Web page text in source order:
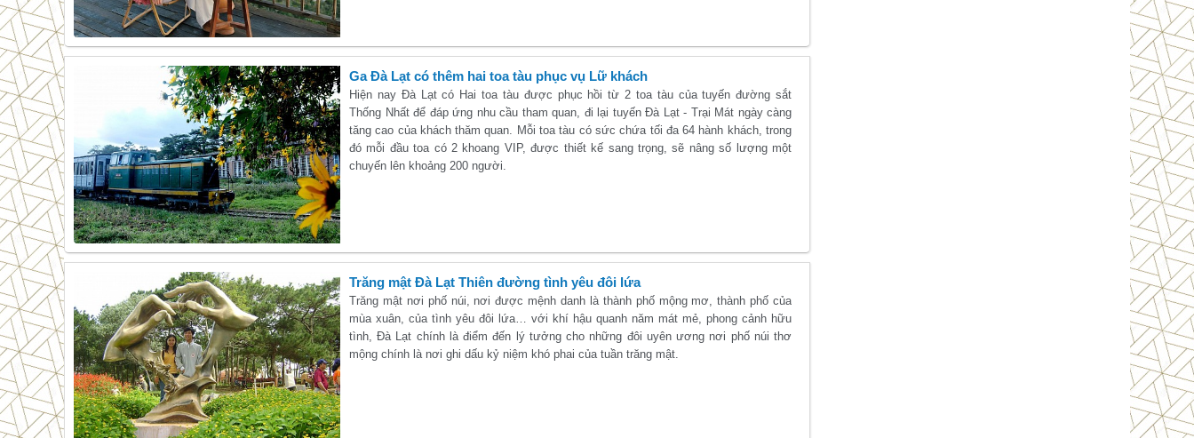
Ga Đà Lạt có thêm hai toa tàu phục vụ Lữ khách
Hiện nay Đà Lạt có Hai toa tàu được phục hồi từ 2 toa tàu của tuyến đường sắt
Thống Nhất để đáp ứng nhu cầu tham quan, đi lại tuyến Đà Lạt - Trại Mát ngày càng
tăng cao của khách thăm quan. Mỗi toa tàu có sức chứa tối đa 64 hành khách, trong
đó mỗi đầu toa có 2 khoang VIP, được thiết kế sang trọng, sẽ nâng số lượng một
chuyến lên khoảng 200 người.
Trăng mật Đà Lạt Thiên đường tình yêu đôi lứa
Trăng mật nơi phố núi, nơi được mệnh danh là thành phố mộng mơ, thành phố của
mùa xuân, của tình yêu đôi lứa… với khí hậu quanh năm mát mẻ, phong cảnh hữu
tình, Đà Lạt chính là điểm đến lý tưởng cho những đôi uyên ương nơi phố núi thơ
mộng chính là nơi ghi dấu kỷ niệm khó phai của tuần trăng mật.